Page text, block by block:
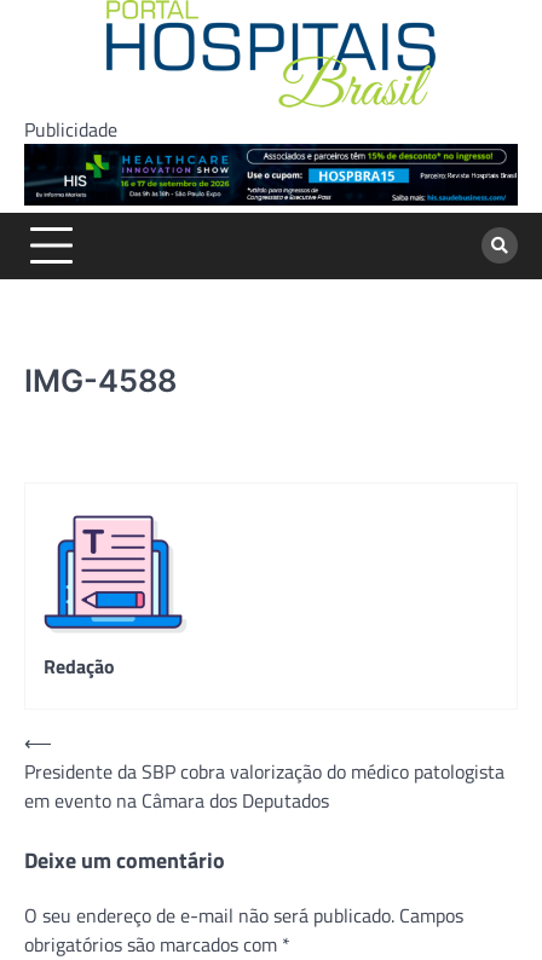
Publicidade
IMG-4588
Redação
Navegação
de
Post
⟵
Presidente da SBP cobra valorização do médico patologista
em evento na Câmara dos Deputados
Deixe um comentário
O seu endereço de e-mail não será publicado. Campos
obrigatórios são marcados com *